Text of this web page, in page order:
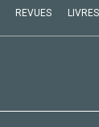
REVUES LIVRES